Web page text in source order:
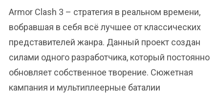
Armor Clash 3 – стратегия в реальном времени,
вобравшая в себя всё лучшее от классических
представителей жанра. Данный проект создан
силами одного разработчика, который постоянно
обновляет собственное творение. Сюжетная
кампания и мультиплеерные баталии